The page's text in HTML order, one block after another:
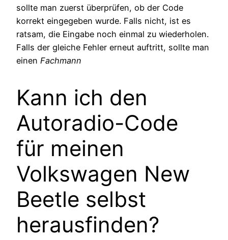
sollte man zuerst überprüfen, ob der Code
korrekt eingegeben wurde. Falls nicht, ist es
ratsam, die Eingabe noch einmal zu wiederholen.
Falls der gleiche Fehler erneut auftritt, sollte man
einen Fachmann
Kann ich den
Autoradio-Code
für meinen
Volkswagen New
Beetle selbst
herausfinden?